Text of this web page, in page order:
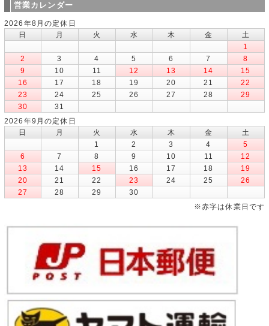
営業カレンダー
2026年8月の定休日
日
月 火 水 木 金
土
1
2
3 4 5 6 7
8
9
10 11 12 13 14
15
16
17 18 19 20 21
22
23
24 25 26 27 28
29
30
31
2026年9月の定休日
日
月 火 水 木 金
土
1
2 3 4
5
6
7 8 9 10 11
12
13
14 15 16 17 18
19
20
21 22 23 24 25
26
27
28 29
30
※赤字は休業日です